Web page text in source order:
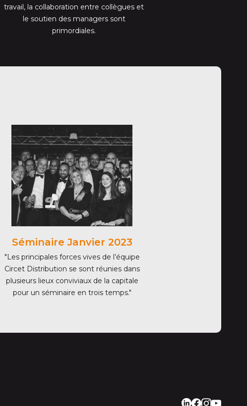
travail, la collaboration entre collègues et
le soutien des managers sont
primordiales.
Séminaire Janvier 2023
"Les principales forces vives de l’équipe
Circet Distribution se sont réunies dans
plusieurs lieux conviviaux de la capitale
pour un séminaire en trois temps."